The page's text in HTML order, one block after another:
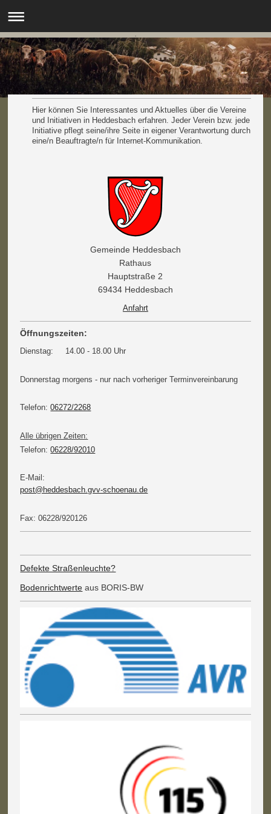
.
Hier können Sie Interessantes und Aktuelles über die Vereine
und Initiativen in Heddesbach erfahren. Jeder Verein bzw. jede
Initiative pflegt seine/ihre Seite in eigener Verantwortung durch
eine/n Beauftragte/n für Internet-Kommunikation.
Gemeinde Heddesbach
Rathaus
Hauptstraße 2
69434 Heddesbach
Anfahrt
Öffnungszeiten:
Dienstag: 14.00 - 18.00 Uhr
Donnerstag morgens - nur nach vorheriger Terminvereinbarung
Telefon:06272/2268
Alle übrigen Zeiten:
Telefon:06228/92010
E-Mail:
post@heddesbach.gvv-schoenau.de
Fax: 06228/920126
Defekte Straßenleuchte?
Bodenrichtwerte aus BORIS-BW